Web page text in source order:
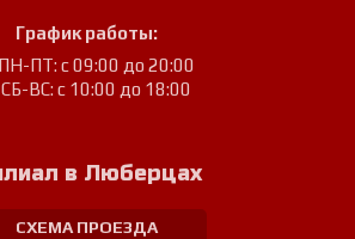
График работы:
ПН-ПТ: с 09:00 до 20:00
СБ-ВС: с 10:00 до 18:00
в Люберцах
СХЕМА ПРОЕЗДА